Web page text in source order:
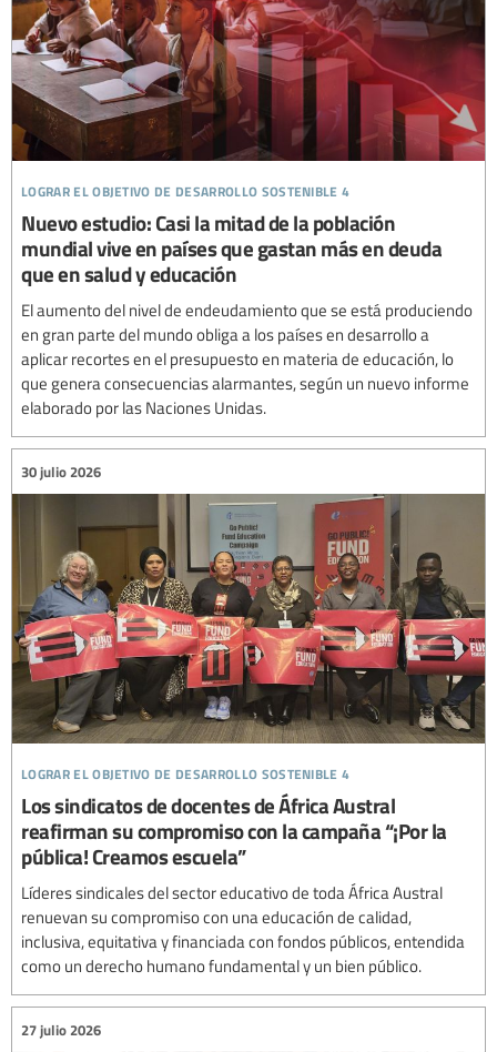
lograr el objetivo de desarrollo sostenible 4
Nuevo estudio: Casi la mitad de la población
mundial vive en países que gastan más en deuda
que en salud y educación
El aumento del nivel de endeudamiento que se está produciendo
en gran parte del mundo obliga a los países en desarrollo a
aplicar recortes en el presupuesto en materia de educación, lo
que genera consecuencias alarmantes, según un nuevo informe
elaborado por las Naciones Unidas.
lograr el objetivo de desarrollo sostenible 4
30 julio 2026
Los sindicatos de docentes de África Austral
reafirman su compromiso con la campaña “¡Por la
pública! Creamos escuela”
Líderes sindicales del sector educativo de toda África Austral
renuevan su compromiso con una educación de calidad,
inclusiva, equitativa y financiada con fondos públicos, entendida
como un derecho humano fundamental y un bien público.
27 julio 2026